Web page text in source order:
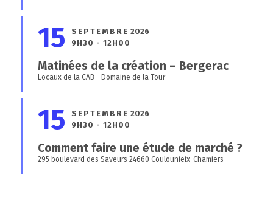
15 SEPTEMBRE 2026
9H30 - 12H00
Matinées de la création – Bergerac
Locaux de la CAB - Domaine de la Tour
15 SEPTEMBRE 2026
9H30 - 12H00
Comment faire une étude de marché ?
295 boulevard des Saveurs 24660 Coulounieix-Chamiers